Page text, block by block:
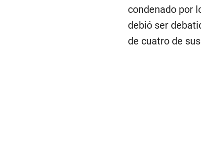
condenado por
debió ser
de cuatro de